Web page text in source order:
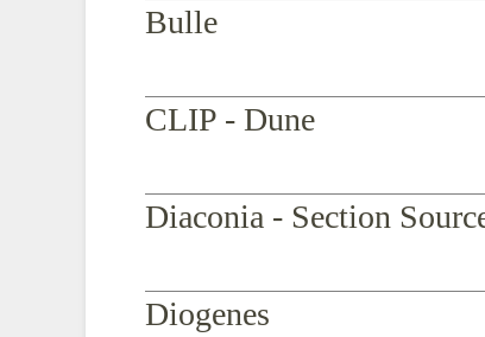
Bulle
CLIP - Dune
Diaconia - Section
Diogenes